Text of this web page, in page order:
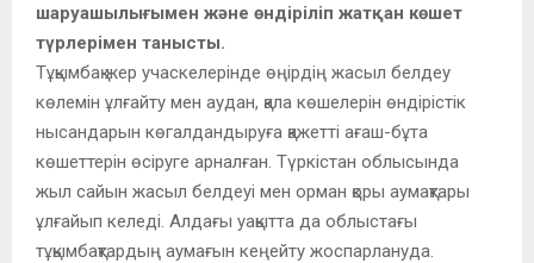
шаруашылығымен және өндіріліп жатқан көшет
түрлерімен танысты.
Тұқымбақ жер учаскелерінде өңірдің жасыл белдеу
көлемін ұлғайту мен аудан, қала көшелерін өндірістік
нысандарын көгалдандыруға қажетті ағаш-бұта
көшеттерін өсіруге арналған. Түркістан облысында
жыл сайын жасыл белдеуі мен орман қоры аумақтары
ұлғайып келеді. Алдағы уақытта да облыстағы
тұқымбақтардың аумағын кеңейту жоспарлануда.